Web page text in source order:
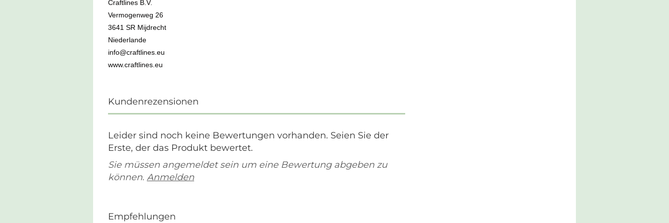
Craftlines B.V.
Vermogenweg 26
3641 SR Mijdrecht
Niederlande
info@craftlines.eu
www.craftlines.eu
Kundenrezensionen
Leider sind noch keine Bewertungen vorhanden. Seien Sie der
Erste, der das Produkt bewertet.
Sie müssen angemeldet sein um eine Bewertung abgeben zu
können. Anmelden
Empfehlungen